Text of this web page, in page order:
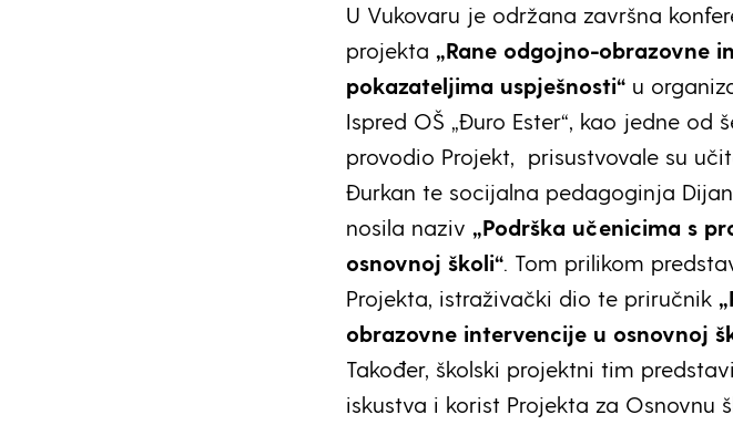
U Vukovaru je održana završna
projekta „Rane odgojno-obrazovne
pokazateljima uspješnosti“ u
Ispred OŠ „Đuro Ester“, kao jedne od
provodio Projekt, prisustvovale su
Đurkan te socijalna pedagoginja
nosila naziv „Podrška učenicima s
osnovnoj školi“. Tom prilikom
Projekta, istraživački dio te priručnik
obrazovne intervencije u osnovnoj
Također, školski projektni tim
iskustva i korist Projekta za Osnovnu